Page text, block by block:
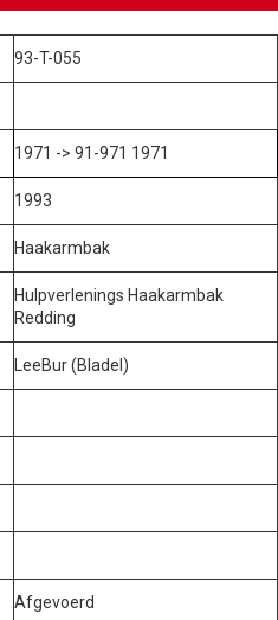
93-T-055
1971 -> 91-971 1971
1993
Haakarmbak
Hulpverlenings Haakarmbak
Redding
LeeBur (Bladel)
Afgevoerd